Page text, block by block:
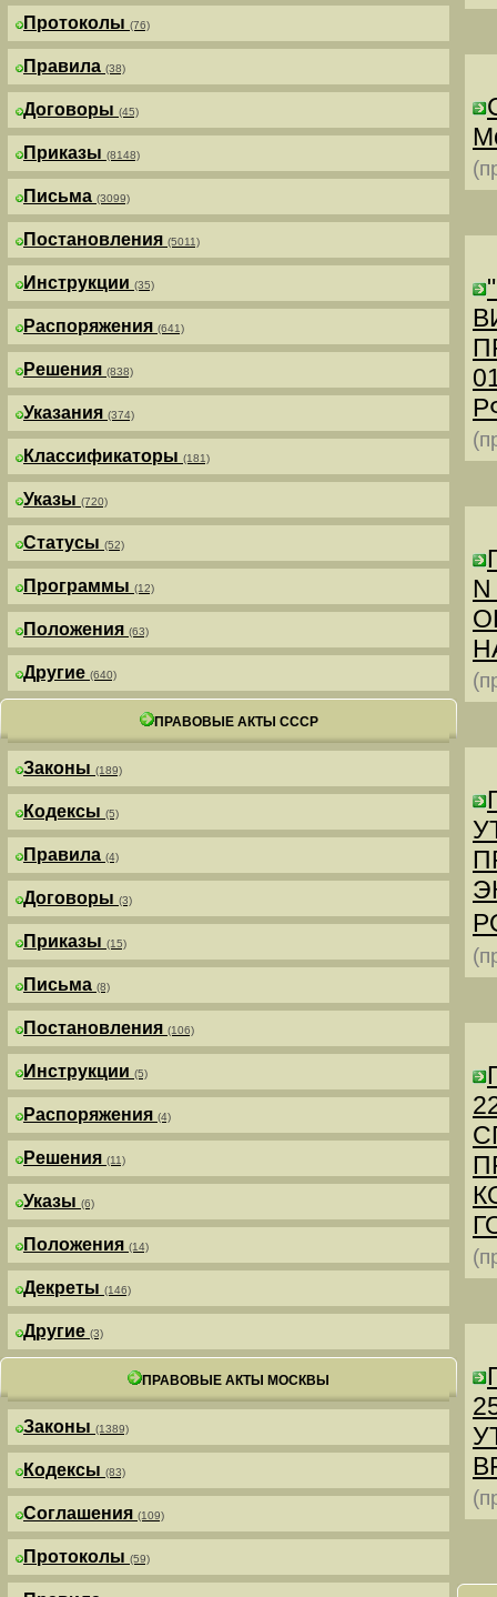
Протоколы (76)
Правила (38)
Договоры (45)
Приказы (8148)
Письма (3099)
Постановления (5011)
Инструкции (35)
Распоряжения (641)
Решения (838)
Указания (374)
Классификаторы (181)
Указы (720)
Статусы (52)
Программы (12)
Положения (63)
Другие (640)
ПРАВОВЫЕ АКТЫ СССР
Законы (189)
Кодексы (5)
Правила (4)
Договоры (3)
Приказы (15)
Письма (8)
Постановления (106)
Инструкции (5)
Распоряжения (4)
Решения (11)
Указы (6)
Положения (14)
Декреты (146)
Другие (3)
ПРАВОВЫЕ АКТЫ МОСКВЫ
Законы (1389)
Кодексы (83)
Соглашения (109)
Протоколы (59)